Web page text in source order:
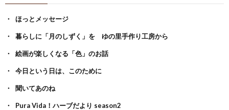
ほっとメッセージ
暮らしに「月のしずく」を ゆの里手作り工房から
絵画が楽しくなる「色」のお話
今日という日は、このために
聞いてあのね
Pura Vida！ハーブだより season2